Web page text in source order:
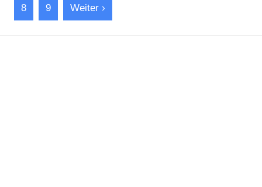
8 9 Weiter ›